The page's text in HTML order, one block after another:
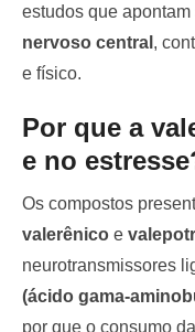
estudos que
nervoso central ,
e físico.
Por que a
e no
Os compostos
valerênico e
neurotransmissores
(ácido gama-
por que o consumo